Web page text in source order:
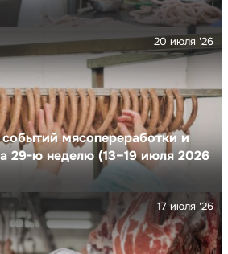
мясопереработки и
29-ю неделю (13–19 июля 2026
20 июля '26
17 июля '26